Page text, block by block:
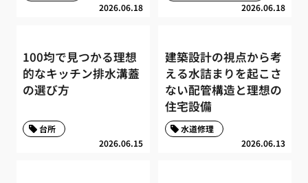
2026.06.18 2026.06.18
100均で見つかる理想
的なキッチン排水溝蓋
の選び方
2026.06.15
台所
建築設計の視点から考
える水詰まりを起こさ
ない配管構造と理想の
住宅設備
2026.06.13
水道修理